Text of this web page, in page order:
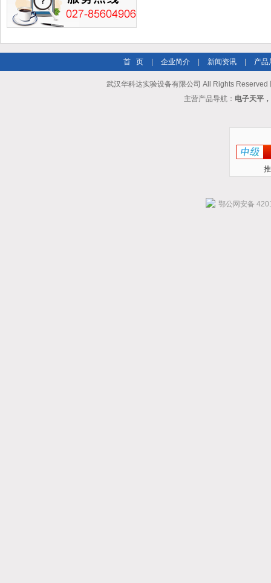
首 页 企业简介 新闻资讯 产品
武汉华科达实验设备有限公司 All Rights Reserved
主营产品导航： 电子天平
鄂公网安备